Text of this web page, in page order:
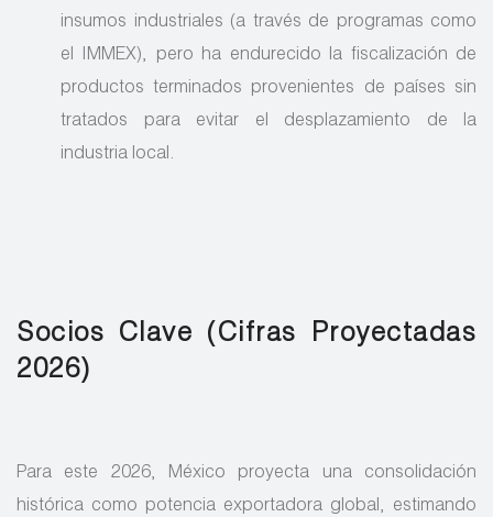
insumos industriales (a través de programas como
el IMMEX), pero ha endurecido la fiscalización de
productos terminados provenientes de países sin
tratados para evitar el desplazamiento de la
industria local.
Socios Clave (Cifras Proyectadas
2026)
Para este 2026, México proyecta una consolidación
histórica como potencia exportadora global, estimando